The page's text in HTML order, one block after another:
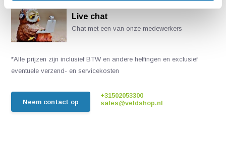
Live chat
Chat met een van onze medewerkers
*Alle prijzen zijn inclusief BTW en andere heffingen en exclusief
eventuele verzend- en servicekosten
Neem contact op
+31502053300
sales@veldshop.nl